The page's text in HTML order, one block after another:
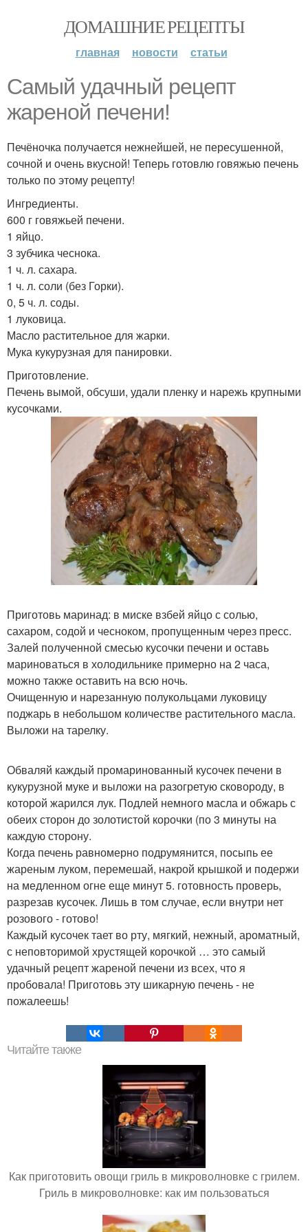
ДОМАШНИЕ РЕЦЕПТЫ
главная новости статьи
Самый удачный рецепт
жареной печени!
Печёночка получается нежнейшей, не пересушенной,
сочной и очень вкусной! Теперь готовлю говяжью печень
только по этому рецепту!
Ингредиенты.
600 г говяжьей печени.
1 яйцо.
3 зубчика чеснока.
1 ч. л. сахара.
1 ч. л. соли (без Горки).
0, 5 ч. л. соды.
1 луковица.
Масло растительное для жарки.
Мука кукурузная для панировки.
Приготовление.
Печень вымой, обсуши, удали пленку и нарежь крупными
кусочками.
Приготовь маринад: в миске взбей яйцо с солью,
сахаром, содой и чесноком, пропущенным через пресс.
Залей полученной смесью кусочки печени и оставь
мариноваться в холодильнике примерно на 2 часа,
можно также оставить на всю ночь.
Очищенную и нарезанную полукольцами луковицу
поджарь в небольшом количестве растительного масла.
Выложи на тарелку.
Обваляй каждый промаринованный кусочек печени в
кукурузной муке и выложи на разогретую сковороду, в
которой жарился лук. Подлей немного масла и обжарь с
обеих сторон до золотистой корочки (по 3 минуты на
каждую сторону.
Когда печень равномерно подрумянится, посыпь ее
жареным луком, перемешай, накрой крышкой и подержи
на медленном огне еще минут 5. готовность проверь,
разрезав кусочек. Лишь в том случае, если внутри нет
розового - готово!
Каждый кусочек тает во рту, мягкий, нежный, ароматный,
с неповторимой хрустящей корочкой … это самый
удачный рецепт жареной печени из всех, что я
пробовала! Приготовь эту шикарную печень - не
пожалеешь!
Читайте также
Как приготовить овощи гриль в микроволновке с грилем.
Гриль в микроволновке: как им пользоваться